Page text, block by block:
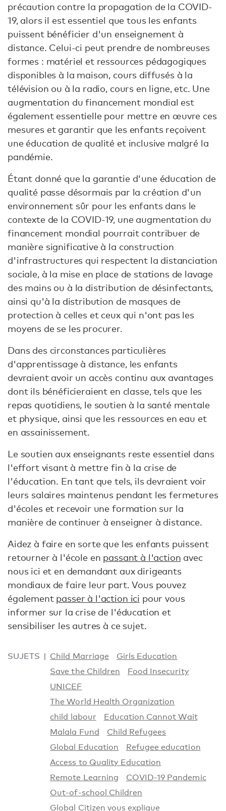
précaution contre la propagation de la COVID-
19, alors il est essentiel que tous les enfants
puissent bénéficier d'un enseignement à
distance. Celui-ci peut prendre de nombreuses
formes : matériel et ressources pédagogiques
disponibles à la maison, cours diffusés à la
télévision ou à la radio, cours en ligne, etc. Une
augmentation du financement mondial est
également essentielle pour mettre en œuvre ces
mesures et garantir que les enfants reçoivent
une éducation de qualité et inclusive malgré la
pandémie.
Étant donné que la garantie d'une éducation de
qualité passe désormais par la création d'un
environnement sûr pour les enfants dans le
contexte de la COVID-19, une augmentation du
financement mondial pourrait contribuer de
manière significative à la construction
d'infrastructures qui respectent la distanciation
sociale, à la mise en place de stations de lavage
des mains ou à la distribution de désinfectants,
ainsi qu'à la distribution de masques de
protection à celles et ceux qui n'ont pas les
moyens de se les procurer.
Dans des circonstances particulières
d'apprentissage à distance, les enfants
devraient avoir un accès continu aux avantages
dont ils bénéficieraient en classe, tels que les
repas quotidiens, le soutien à la santé mentale
et physique, ainsi que les ressources en eau et
en assainissement.
Le soutien aux enseignants reste essentiel dans
l'effort visant à mettre fin à la crise de
l'éducation. En tant que tels, ils devraient voir
leurs salaires maintenus pendant les fermetures
d'écoles et recevoir une formation sur la
manière de continuer à enseigner à distance.
Aidez à faire en sorte que les enfants puissent
retourner à l'école en passant à l'action avec
nous ici et en demandant aux dirigeants
mondiaux de faire leur part. Vous pouvez
également passer à l'action ici pour vous
informer sur la crise de l'éducation et
sensibiliser les autres à ce sujet.
SUJETS Child Marriage
Girls Education
Save the Children
Food Insecurity
UNICEF
The World Health Organization
child labour
Education Cannot Wait
Malala Fund
Child Refugees
Global Education
Refugee education
Access to Quality Education
Remote Learning
COVID-19 Pandemic
Out-of-school Children
Global Citizen vous explique